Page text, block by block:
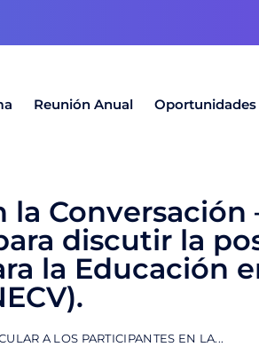
Reunión Anual Oportunidades
Conversación
discutir la
la Educación
A LOS PARTICIPANTES EN LA...